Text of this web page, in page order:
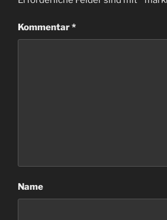
Kommentar*
Name